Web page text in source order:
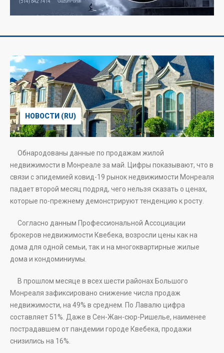
НОВОСТИ (RU)
Обнародованы данные по продажам жилой
недвижимости в Монреале за май. Цифры показывают, что в
связи с эпидемией ковид-19 рынок недвижимости Монреаля
падает второй месяц подряд, чего нельзя сказать о ценах,
которые по-прежнему демонстрируют тенденцию к росту.
Согласно данным Профессиональной Ассоциации
брокеров недвижимости Квебека, возросли цены как на
дома для одной семьи, так и на многоквартирные жилые
дома и кондоминиумы.
В прошлом месяце в всех шести районах Большого
Монреаля зафиксировано снижение числа продаж
недвижимости, на 49% в среднем. По Лавалю цифра
составляет 51%. Даже в Сен-Жан-сюр-Ришелье, наименее
пострадавшем от пандемии городе Квебека, продажи
снизились на 16%.